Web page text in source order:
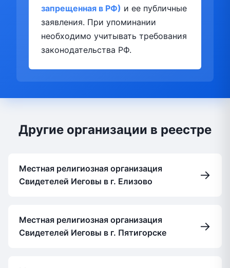
запрещенная в РФ) и ее публичные
заявления. При упоминании
необходимо учитывать требования
законодательства РФ.
Другие организации в реестре
Местная религиозная организация
Свидетелей Иеговы в г. Елизово
→
Местная религиозная организация
Свидетелей Иеговы в г. Пятигорске
→